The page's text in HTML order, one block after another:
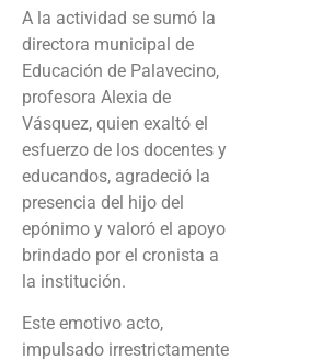
A la actividad se sumó la
directora municipal de
Educación de Palavecino,
profesora Alexia de
Vásquez, quien exaltó el
esfuerzo de los docentes y
educandos, agradeció la
presencia del hijo del
epónimo y valoró el apoyo
brindado por el cronista a
la institución.
Este emotivo acto,
impulsado irrestrictamente